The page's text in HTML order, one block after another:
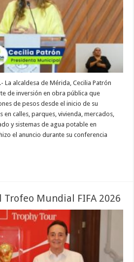
La alcaldesa de Mérida, Cecilia Patrón
de inversión en obra pública que
de pesos desde el inicio de su
calles, parques, vivienda, mercados,
y sistemas de agua potable en
el anuncio durante su conferencia
Trofeo Mundial FIFA 2026